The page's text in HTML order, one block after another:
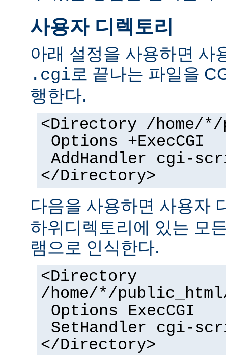
사용자 디렉토리
아래 설정을 사용하면 사
.cgi로 끝나는 파일을
행한다.
<Directory /home/
Options +ExecCGI
AddHandler cgi-
</Directory>
다음을 사용하면 사용자
하위디렉토리에 있는 모
램으로 인식한다.
<Directory
/home/*/
Options ExecCGI
SetHandler cgi-
</Directory>